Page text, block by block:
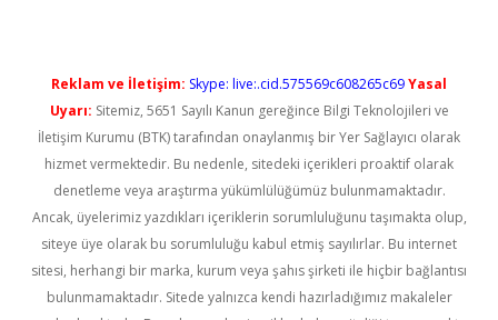
Reklam ve İletişim: Skype: live:.cid.575569c608265c69Yasal
Uyarı: Sitemiz, 5651 Sayılı Kanun gereğince Bilgi Teknolojileri ve
İletişim Kurumu (BTK) tarafından onaylanmış bir Yer Sağlayıcı olarak
hizmet vermektedir. Bu nedenle, sitedeki içerikleri proaktif olarak
denetleme veya araştırma yükümlülüğümüz bulunmamaktadır.
Ancak, üyelerimiz yazdıkları içeriklerin sorumluluğunu taşımakta olup,
siteye üye olarak bu sorumluluğu kabul etmiş sayılırlar. Bu internet
sitesi, herhangi bir marka, kurum veya şahıs şirketi ile hiçbir bağlantısı
bulunmamaktadır. Sitede yalnızca kendi hazırladığımız makaleler